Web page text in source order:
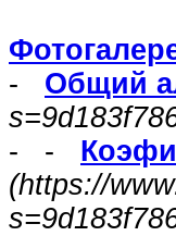
- Общий
- -
(https://